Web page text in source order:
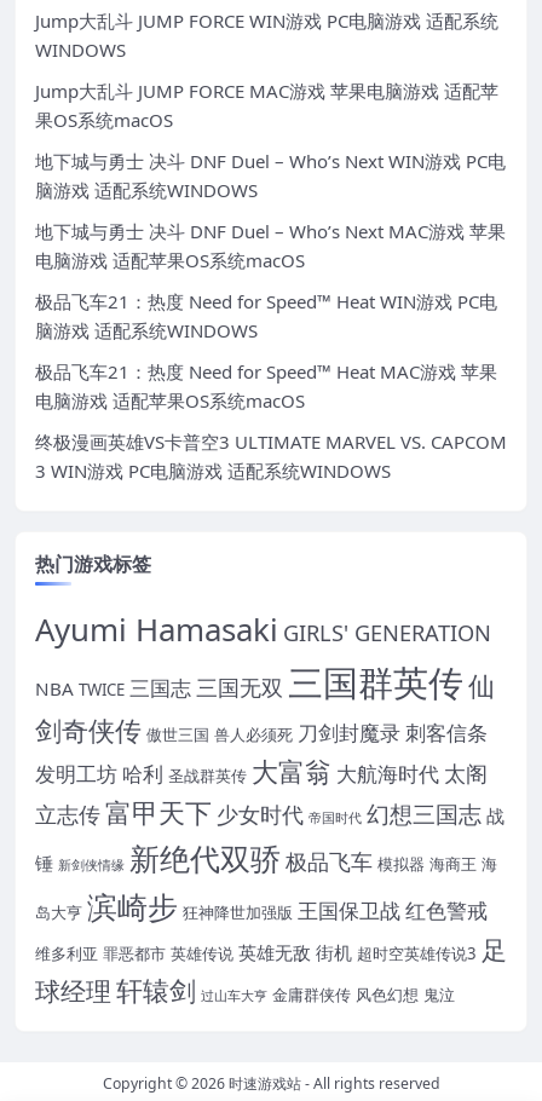
Jump大乱斗 JUMP FORCE WIN游戏 PC电脑游戏 适配系统
WINDOWS
Jump大乱斗 JUMP FORCE MAC游戏 苹果电脑游戏 适配苹
果OS系统macOS
地下城与勇士 决斗 DNF Duel – Who’s Next WIN游戏 PC电
脑游戏 适配系统WINDOWS
地下城与勇士 决斗 DNF Duel – Who’s Next MAC游戏 苹果
电脑游戏 适配苹果OS系统macOS
极品飞车21：热度 Need for Speed™ Heat WIN游戏 PC电
脑游戏 适配系统WINDOWS
极品飞车21：热度 Need for Speed™ Heat MAC游戏 苹果
电脑游戏 适配苹果OS系统macOS
终极漫画英雄VS卡普空3 ULTIMATE MARVEL VS. CAPCOM
3 WIN游戏 PC电脑游戏 适配系统WINDOWS
热门游戏标签
Ayumi Hamasaki GIRLS' GENERATION
NBA TWICE 三国志三国无双 三国群英传仙
剑奇侠传 傲世三国 兽人必须死 刀剑封魔录刺客信条
发明工坊 哈利 圣战群英传 大富翁 大航海时代 太阁
立志传富甲天下 少女时代 帝国时代 幻想三国志 战
锤 新剑侠情缘 新绝代双骄 极品飞车 模拟器 海商王 海
岛大亨 滨崎步 狂神降世加强版 王国保卫战红色警戒
维多利亚 罪恶都市 英雄传说 英雄无敌 街机 超时空英雄传说3 足
球经理 轩辕剑 过山车大亨 金庸群侠传 风色幻想 鬼泣
Copyright © 2026时速游戏站- All rights reserved